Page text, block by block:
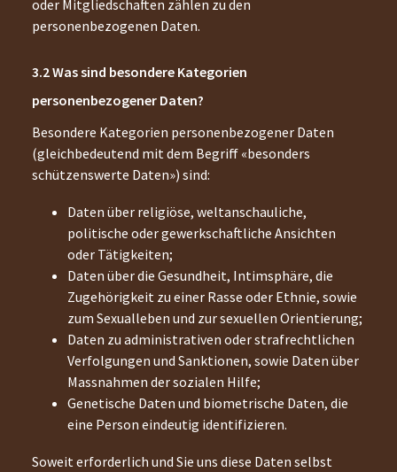
oder Mitgliedschaften zählen zu den
personenbezogenen Daten.
Was sind besondere Kategorien
personenbezogener Daten?
Besondere Kategorien personenbezogener Daten
(gleichbedeutend mit dem Begriff «besonders
schützenswerte Daten») sind:
Daten über religiöse, weltanschauliche,
politische oder gewerkschaftliche Ansichten
oder Tätigkeiten;
Daten über die Gesundheit, Intimsphäre, die
Zugehörigkeit zu einer Rasse oder Ethnie, sowie
zum Sexualleben und zur sexuellen Orientierung;
Daten zu administrativen oder strafrechtlichen
Verfolgungen und Sanktionen, sowie Daten über
Massnahmen der sozialen Hilfe;
Genetische Daten und biometrische Daten, die
eine Person eindeutig identifizieren.
Soweit erforderlich und Sie uns diese Daten selbst